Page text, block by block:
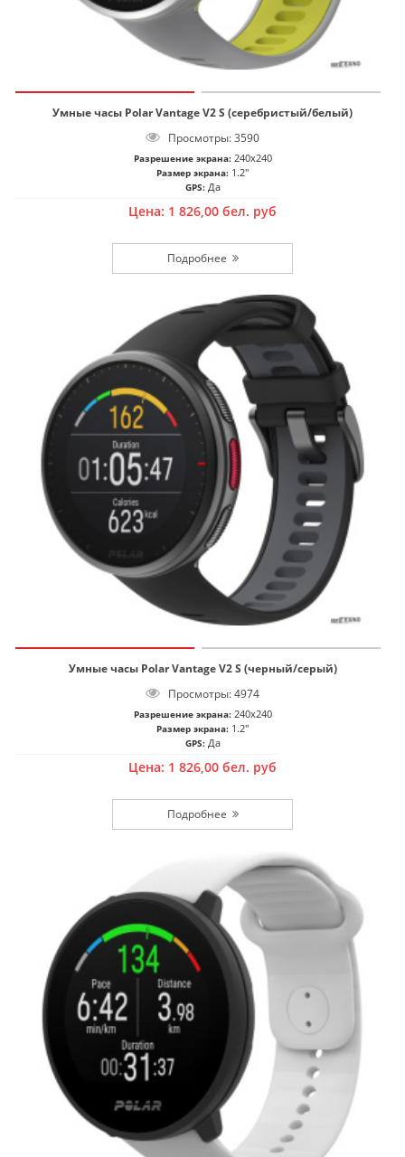
Умные часы Polar Vantage V2 S (серебристый/белый)
Просмотры: 3590
Разрешение экрана: 240x240
Размер экрана: 1.2"
GPS: Да
Цена: 1 826,00 бел. руб
Умные часы Polar Vantage V2 S (черный/серый)
Просмотры: 4974
Разрешение экрана: 240x240
Размер экрана: 1.2"
GPS: Да
Цена: 1 826,00 бел. руб